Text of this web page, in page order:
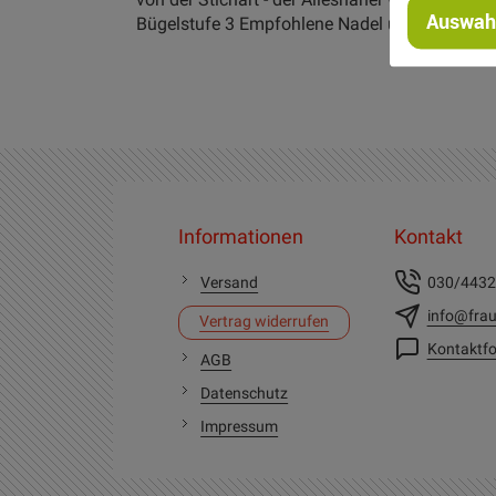
Bügelstufe 3 Empfohlene Nadel und
Informationen
Versand
Vertrag widerrufen
AGB
Datenschutz
Impressum
Kontakt
030/